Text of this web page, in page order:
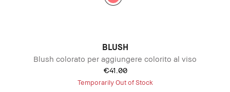
BLUSH
Blush colorato per aggiungere colorito al viso
€41.00
Temporarily Out of Stock